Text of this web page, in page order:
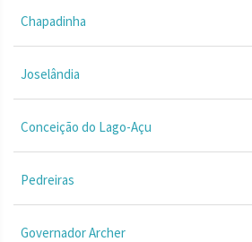
Chapadinha
Joselândia
Conceição do Lago-Açu
Pedreiras
Governador Archer